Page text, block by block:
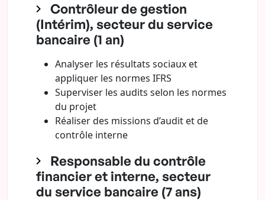
Contrôleur de gestion
(Intérim), secteur du service
bancaire (1 an)
Analyser les résultats sociaux et
appliquer les normes IFRS
Superviser les audits selon les normes
du projet
Réaliser des missions d’audit et de
contrôle interne
Responsable du contrôle
financier et interne, secteur
du service bancaire (7 ans)